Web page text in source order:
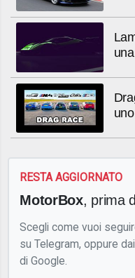
RESTA AGGIORNATO
MotorBox, prima
Scegli come vuoi
su Telegram, oppure
di Google.